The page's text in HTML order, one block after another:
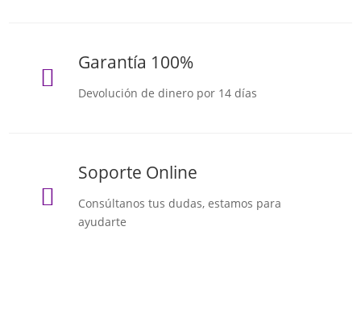

Garantía 100%
Devolución de dinero por 14 días

Soporte Online
Consúltanos tus dudas, estamos para
ayudarte